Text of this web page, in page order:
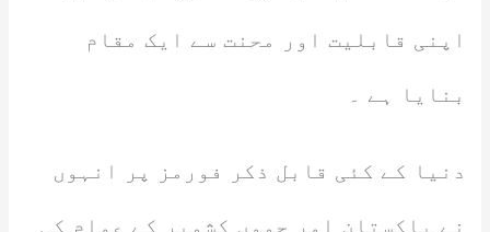
اپنی قابلیت اور محنت سے ایک مقام
بنایا ہے ۔
دنیا کے کئی قابل ذکر فورمز پر انہوں
نے پاکستان اور جموں کشمیر کے عوام کی